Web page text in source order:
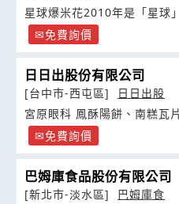
星球爆米花2010年是「星球
免費詢價
日日出股份有限公司
[台中市-西屯區]
日日出股
宮原眼科 鳳酥陽餅、
免費詢價
巴姆庫食品股份有限公司
[新北市-淡水區]
巴姆庫食